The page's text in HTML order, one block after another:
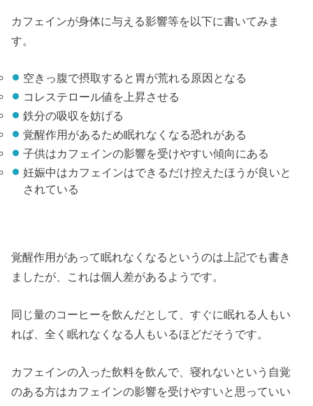
カフェインが身体に与える影響等を以下に書いてみま
す。
空きっ腹で摂取すると胃が荒れる原因となる
コレステロール値を上昇させる
鉄分の吸収を妨げる
覚醒作用があるため眠れなくなる恐れがある
子供はカフェインの影響を受けやすい傾向にある
妊娠中はカフェインはできるだけ控えたほうが良いと
されている
覚醒作用があって眠れなくなるというのは上記でも書き
ましたが、これは個人差があるようです。
同じ量のコーヒーを飲んだとして、すぐに眠れる人もい
れば、全く眠れなくなる人もいるほどだそうです。
カフェインの入った飲料を飲んで、寝れないという自覚
のある方はカフェインの影響を受けやすいと思っていい